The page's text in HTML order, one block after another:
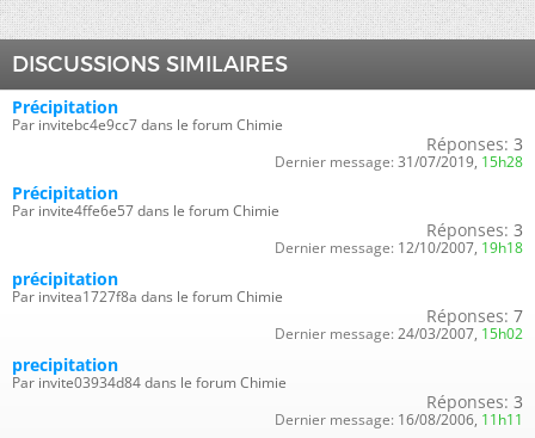
DISCUSSIONS SIMILAIRES
Précipitation
Par invitebc4e9cc7 dans le forum Chimie
Réponses: 3
Dernier message: 31/07/2019, 15h28
Précipitation
Par invite4ffe6e57 dans le forum Chimie
Réponses: 3
Dernier message: 12/10/2007, 19h18
précipitation
Par invitea1727f8a dans le forum Chimie
Réponses: 7
Dernier message: 24/03/2007, 15h02
precipitation
Par invite03934d84 dans le forum Chimie
Réponses: 3
Dernier message: 16/08/2006, 11h11